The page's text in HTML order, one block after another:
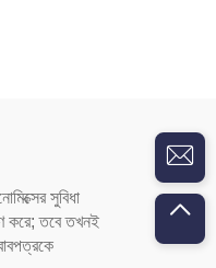
সুবিধা
করে; তবে তখনই